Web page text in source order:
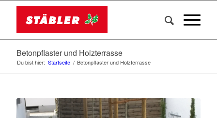
Betonpflaster und Holzterrasse
Du bist hier: Startseite / Betonpflaster und Holzterrasse